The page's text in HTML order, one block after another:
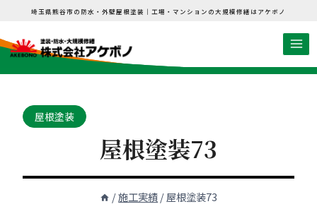
を
埼玉県熊谷市の防水・外壁屋根塗装｜工場・マンションの大規模修繕はアケボノ
屋根塗装
屋根塗装73
/施工実績/屋根塗装73